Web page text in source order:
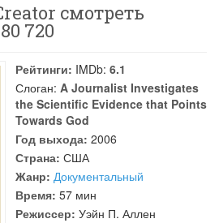
смотреть
720
Рейтинги: IMDb: 6.1
Слоган: A Journalist Investigates
the Scientific Evidence that Points
Towards God
Год выхода: 2006
Страна: США
Жанр: Документальный
Время: 57 мин
Режиссер: Уэйн П. Аллен